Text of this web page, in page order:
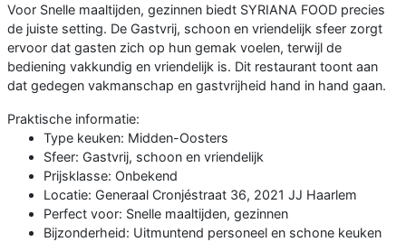
Voor Snelle maaltijden, gezinnen biedt SYRIANA FOOD precies
de juiste setting. De Gastvrij, schoon en vriendelijk sfeer zorgt
ervoor dat gasten zich op hun gemak voelen, terwijl de
bediening vakkundig en vriendelijk is. Dit restaurant toont aan
dat gedegen vakmanschap en gastvrijheid hand in hand gaan.
Praktische informatie:
Type keuken: Midden-Oosters
Sfeer: Gastvrij, schoon en vriendelijk
Prijsklasse: Onbekend
Locatie: Generaal Cronjéstraat 36, 2021 JJ Haarlem
Perfect voor: Snelle maaltijden, gezinnen
Bijzonderheid: Uitmuntend personeel en schone keuken